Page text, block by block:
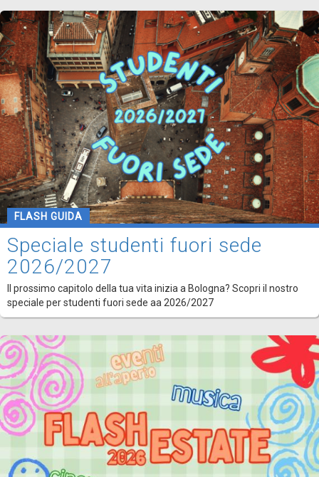
FLASH GUIDA
Speciale studenti fuori sede
2026/2027
Il prossimo capitolo della tua vita inizia a Bologna? Scopri il nostro
speciale per studenti fuori sede aa 2026/2027